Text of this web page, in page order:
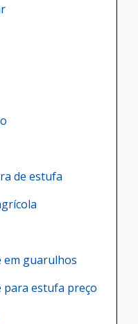
de estufa
em guarulhos
estufa preço